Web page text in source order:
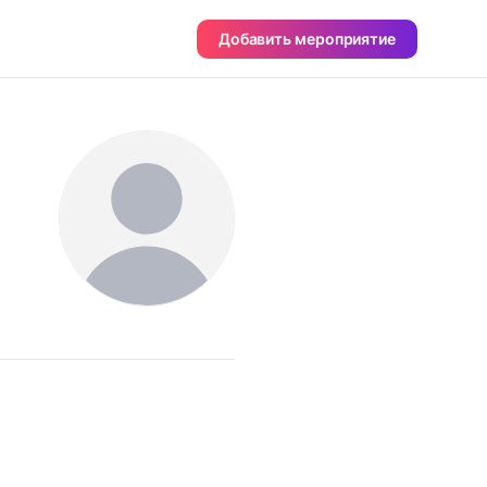
Добавить мероприятие